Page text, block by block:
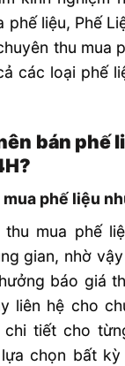
phế liệu, Phế
thu mua
các loại phế
bán phế
phế liệu
thu mua phế
gian, nhờ
báo giá
liên hệ cho
tiết cho
chọn bất